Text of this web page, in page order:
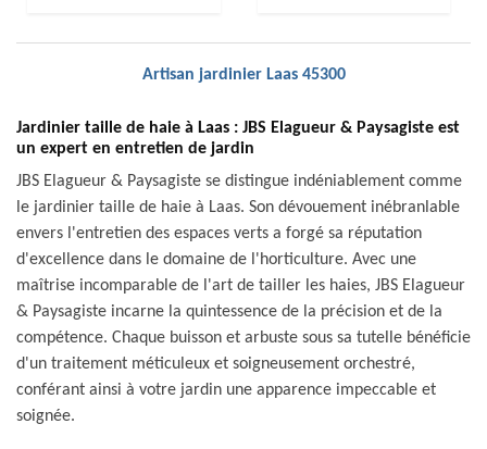
Artisan jardinier Laas 45300
Jardinier taille de haie à Laas : JBS Elagueur & Paysagiste est
un expert en entretien de jardin
JBS Elagueur & Paysagiste se distingue indéniablement comme
le jardinier taille de haie à Laas. Son dévouement inébranlable
envers l'entretien des espaces verts a forgé sa réputation
d'excellence dans le domaine de l'horticulture. Avec une
maîtrise incomparable de l'art de tailler les haies, JBS Elagueur
& Paysagiste incarne la quintessence de la précision et de la
compétence. Chaque buisson et arbuste sous sa tutelle bénéficie
d'un traitement méticuleux et soigneusement orchestré,
conférant ainsi à votre jardin une apparence impeccable et
soignée.